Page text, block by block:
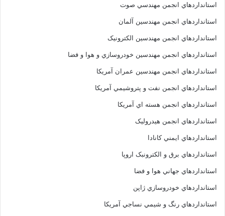
استانداردهاي انجمن مهندسي صوت
استانداردهاي انجمن مهندسين آلمان
استانداردهاي انجمن مهندسين الکترونيک
استانداردهاي انجمن مهندسين خودروسازي و هوا و فضا
استانداردهاي انجمن مهندسين عمران آمريکا
استانداردهاي انجمن نفت و پتروشيمي آمريکا
استانداردهاي انجمن هسته اي آمريکا
استانداردهاي انجمن هيدروليک
استانداردهاي ايمني کانادا
استانداردهاي برق و الکترونبک اروپا
استانداردهاي جهاني هوا و فضا
استانداردهاي خودروسازي ژاپن
استانداردهاي رنگ و شيمي نساجي آمريکا